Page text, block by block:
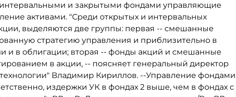
и закрытыми фондами управляющие
активами. "Среди открытых и интервальных
выделяются две группы: первая -- смешанные
стратегию управления и приблизительно в
и в облигации; вторая -- фонды акций и смешанные
в акции, -- поясняет генеральный директор
Владимир Кириллов. --Управление фондами
издержки УК в фондах 2 выше, чем в фондах с